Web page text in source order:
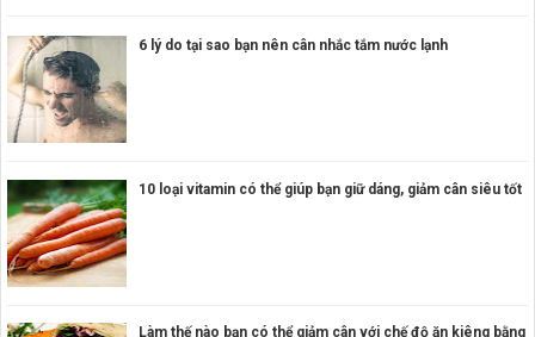
6 lý do tại sao bạn nên cân nhắc tắm nước lạnh
10 loại vitamin có thể giúp bạn giữ dáng, giảm cân siêu tốt
Làm thế nào bạn có thể giảm cân với chế độ ăn kiêng bằng